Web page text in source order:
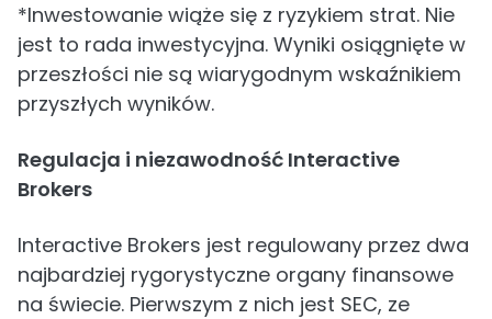
*Inwestowanie wiąże się z ryzykiem strat. Nie
jest to rada inwestycyjna. Wyniki osiągnięte w
przeszłości nie są wiarygodnym wskaźnikiem
przyszłych wyników.
Regulacja i niezawodność Interactive
Brokers
Interactive Brokers jest regulowany przez dwa
najbardziej rygorystyczne organy finansowe
na świecie. Pierwszym z nich jest SEC, ze